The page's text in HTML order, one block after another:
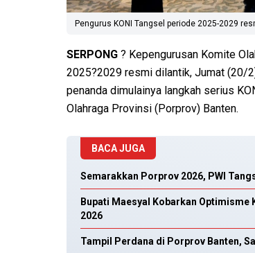
Pengurus KONI Tangsel periode 2025-2029
SERPONG ? Kepengurusan Komite
2025?2029 resmi dilantik, Jumat (20/
penanda dimulainya langkah serius
Olahraga Provinsi (Porprov) Banten.
BACA JUGA
Semarakkan Porprov 2026, PWI
Bupati Maesyal Kobarkan
2026
Tampil Perdana di Porprov Banten,